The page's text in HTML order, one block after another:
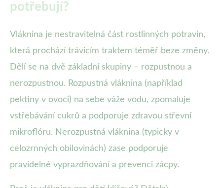
potřebují?
Vláknina je nestravitelná část rostlinných potravin,
která prochází trávicím traktem téměř beze změny.
Dělí se na dvě základní skupiny – rozpustnou a
nerozpustnou. Rozpustná vláknina (například
pektiny v ovoci) na sebe váže vodu, zpomaluje
vstřebávání cukrů a podporuje zdravou střevní
mikroflóru. Nerozpustná vláknina (typicky v
celozrnných obilovinách) zase podporuje
pravidelné vyprazdňování a prevenci zácpy.